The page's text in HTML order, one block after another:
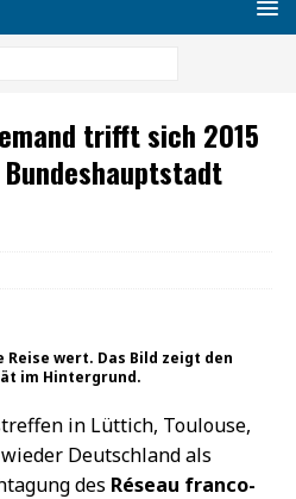
trifft sich 2015
wert. Das Bild zeigt den
im Hintergrund.
in Lüttich, Toulouse,
Deutschland als
des Réseau franco-